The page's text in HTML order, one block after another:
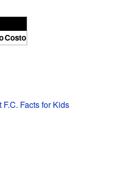
Costo
F.C. Facts for Kids